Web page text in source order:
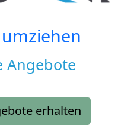
Angebote
erhalten